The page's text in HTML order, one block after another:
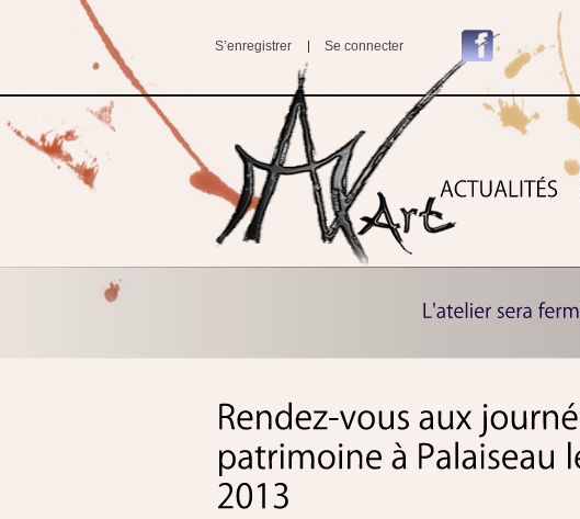
S’enregistrer Se connecter